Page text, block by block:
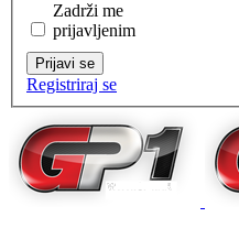
Zadrži me
prijavljenim
Prijavi se
Registriraj se